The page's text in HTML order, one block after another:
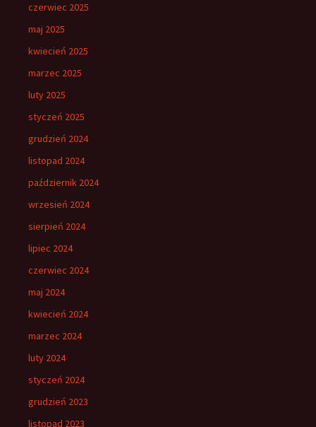
czerwiec 2025
maj 2025
kwiecień 2025
marzec 2025
luty 2025
styczeń 2025
grudzień 2024
listopad 2024
październik 2024
wrzesień 2024
sierpień 2024
lipiec 2024
czerwiec 2024
maj 2024
kwiecień 2024
marzec 2024
luty 2024
styczeń 2024
grudzień 2023
listopad 2023